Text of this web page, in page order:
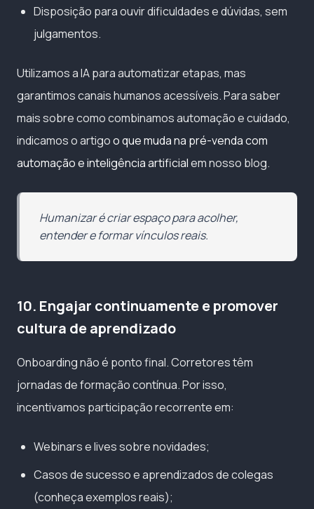
Disposição para ouvir dificuldades e dúvidas, sem
julgamentos.
Utilizamos a IA para automatizar etapas, mas
garantimos canais humanos acessíveis. Para saber
mais sobre como combinamos automação e cuidado,
indicamos o artigoo que muda na pré-venda com
automação e inteligência artificialem nosso blog.
Humanizar é criar espaço para acolher,
entender e formar vínculos reais.
10. Engajar continuamente e promover
cultura de aprendizado
Onboarding não é ponto final. Corretores têm
jornadas de formação contínua. Por isso,
incentivamos participação recorrente em:
Webinars e lives sobre novidades;
Casos de sucesso e aprendizados de colegas
(conheça exemplos reais);